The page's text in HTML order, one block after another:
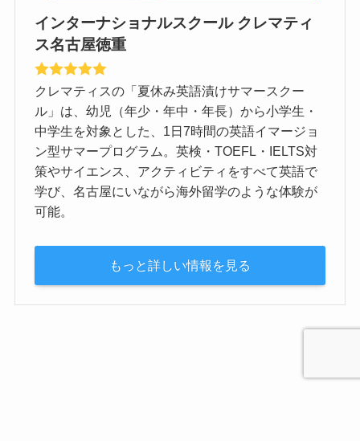
インターナショナルスクール クレマティ
ス名古屋徳重
クレマティスの「夏休み英語漬けサマースクー
ル」は、幼児（年少・年中・年長）から小学生・
中学生を対象とした、1日7時間の英語イマージョ
ン型サマープログラム。英検・TOEFL・IELTS対
策やサイエンス、アクティビティをすべて英語で
学び、名古屋にいながら海外留学のような体験が
可能。
もっと詳しい情報を見る